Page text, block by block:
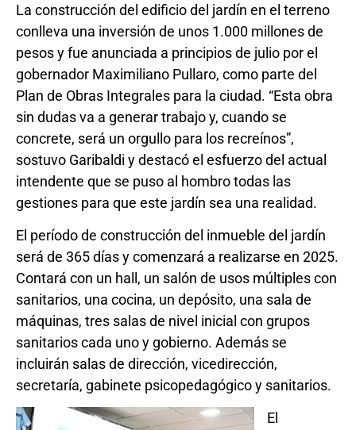
La construcción del edificio del jardín en el terreno
conlleva una inversión de unos 1.000 millones de
pesos y fue anunciada a principios de julio por el
gobernador Maximiliano Pullaro, como parte del
Plan de Obras Integrales para la ciudad. “Esta obra
sin dudas va a generar trabajo y, cuando se
concrete, será un orgullo para los recreínos”,
sostuvo Garibaldi y destacó el esfuerzo del actual
intendente que se puso al hombro todas las
gestiones para que este jardín sea una realidad.
El período de construcción del inmueble del jardín
será de 365 días y comenzará a realizarse en 2025.
Contará con un hall, un salón de usos múltiples con
sanitarios, una cocina, un depósito, una sala de
máquinas, tres salas de nivel inicial con grupos
sanitarios cada uno y gobierno. Además se
incluirán salas de dirección, vicedirección,
secretaría, gabinete psicopedagógico y sanitarios.
El